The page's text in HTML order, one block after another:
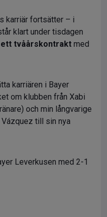
karriär fortsätter – i
klart under tisdagen
tvåårskontrakt med
karriären i Bayer
om klubben från Xabi
och min långvarige
Vázquez till sin nya
Leverkusen med 2-1